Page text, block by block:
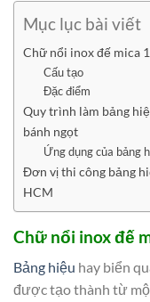
Mục lục bài viết
Chữ nổi inox đế mica
Cấu tạo
Đặc điểm
Quy trình làm bảng
bánh ngọt
Ứng dụng của bảng
Đơn vị thi công bảng
HCM
Chữ nổi inox đế
Bảng hiệu hay biển
được tạo thành từ